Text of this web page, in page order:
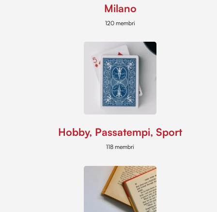
Milano
120 membri
Hobby, Passatempi, Sport
118 membri